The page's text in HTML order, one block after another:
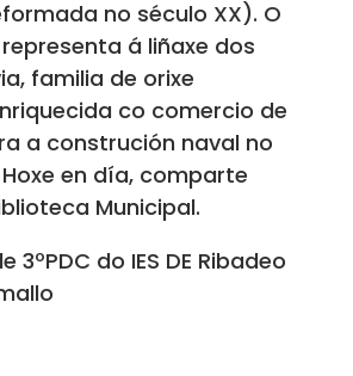
no século XX). O
á liñaxe dos
familia de orixe
co comercio de
a construción naval no
Hoxe en día, comparte
Municipal.
3ºPDC do IES DE Ribadeo